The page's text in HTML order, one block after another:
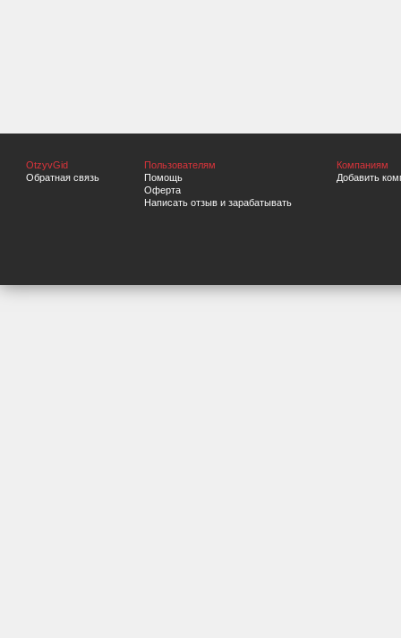
OtzyvGid
Обратная связь
Пользователям
Помощь
Оферта
Написать отзыв и зарабатывать
Компаниям
Добавить